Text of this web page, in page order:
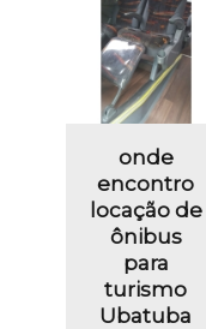
onde
encontro
locação de
ônibus
para
turismo
Ubatuba